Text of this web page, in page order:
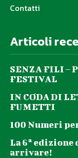
Contatti
Articoli
SENZA FILI –
FESTIVAL
IN CODA DI
FUMETTI
100 Numeri
La 6ª edizione
arrivare!